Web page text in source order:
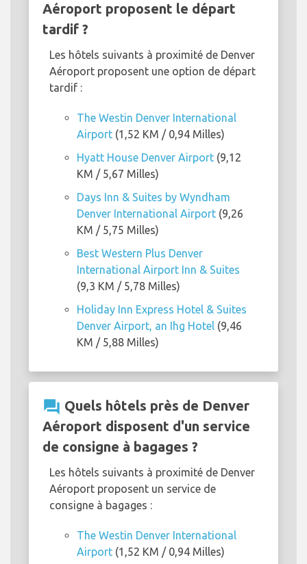
Aéroport proposent le départ
tardif ?
Les hôtels suivants à proximité de Denver
Aéroport proposent une option de départ
tardif :
The Westin Denver International
Airport (1,52 KM / 0,94 Milles)
Hyatt House Denver Airport (9,12
KM / 5,67 Milles)
Days Inn & Suites by Wyndham
Denver International Airport (9,26
KM / 5,75 Milles)
Best Western Plus Denver
International Airport Inn & Suites
(9,3 KM / 5,78 Milles)
Holiday Inn Express Hotel & Suites
Denver Airport, an Ihg Hotel (9,46
KM / 5,88 Milles)
question_answer Quels hôtels près de Denver
Aéroport disposent d'un service
de consigne à bagages ?
Les hôtels suivants à proximité de Denver
Aéroport proposent un service de
consigne à bagages :
The Westin Denver International
Airport (1,52 KM / 0,94 Milles)